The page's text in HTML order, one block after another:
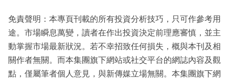
免責聲明：本專頁刊載的所有投資分析技巧，只可作參考用
途。市場瞬息萬變，讀者在作出投資決定前理應審慎，並主
動掌握市場最新狀況。若不幸招致任何損失，概與本刊及相
關作者無關。而本集團旗下網站或社交平台的網誌內容及觀
點，僅屬筆者個人意見，與新傳媒立場無關。本集團旗下網